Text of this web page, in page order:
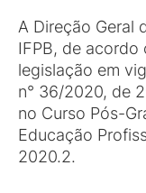
A Direção Geral
IFPB, de acordo
legislação em
n° 36/2020, de
no Curso Pós-
Educação
2020.2.